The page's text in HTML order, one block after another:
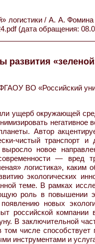
логистики / А. А.
(дата обращения:
развития
ВО «Российский
ущерб окружающей
негативное
Автор
чистый
новое
— вред
логистика», каким
экологических
теме. В рамках
роль в повышении
новых
российской
В заключительной
числе способствует
инструментами и